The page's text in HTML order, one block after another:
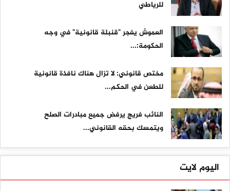
للرياطي
العموش يفجر "قنبلة قانونية" في وجه
الحكومة:...
مختص قانوني: لا تزال هناك نافذة قانونية
للطعن في الحكم...
النائب فريج يرفض جميع مبادرات الصلح
ويتمسك بحقه القانوني...
اليوم لايت